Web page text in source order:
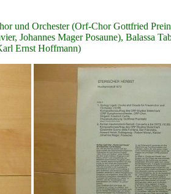
Orchester (Orf-Chor Gottfried
Johannes Mager Posaune), Balassa
Ernst Hoffmann)